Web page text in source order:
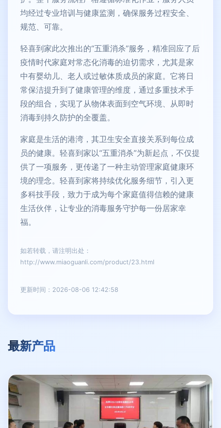
均经过专业培训与健康监测，确保服务过程安全、
规范、可靠。
轻喜到家此次推出的“五重消杀”服务，精准回应了后
疫情时代家庭对常态化消毒的迫切需求，尤其是家
中有婴幼儿、老人或过敏体质成员的家庭。它将日
常保洁提升到了健康管理的维度，通过多重技术手
段的组合，实现了从物体表面到空气环境、从即时
消毒到持久防护的全覆盖。
家庭是生活的港湾，其卫生安全直接关系到每位成
员的健康。轻喜到家以“五重消杀”为新起点，不仅提
供了一项服务，更传递了一种主动管理家庭健康环
境的理念。轻喜到家将持续优化服务细节，引入更
多科技手段，致力于成为每个家庭值得信赖的健康
生活伙伴，让专业的消毒服务守护每一份居家幸
福。
如若转载，请注明出处：
http://www.miaoguanli.com/product/23.html
更新时间：2026-08-06 12:42:58
最新产品